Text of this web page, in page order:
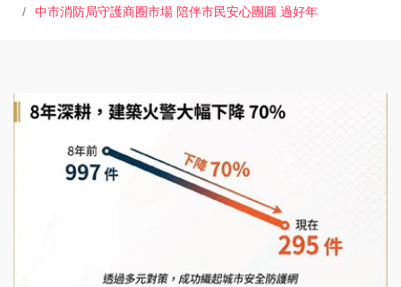
中市消防局守護商圈市場 陪伴市民安心團圓 過好年